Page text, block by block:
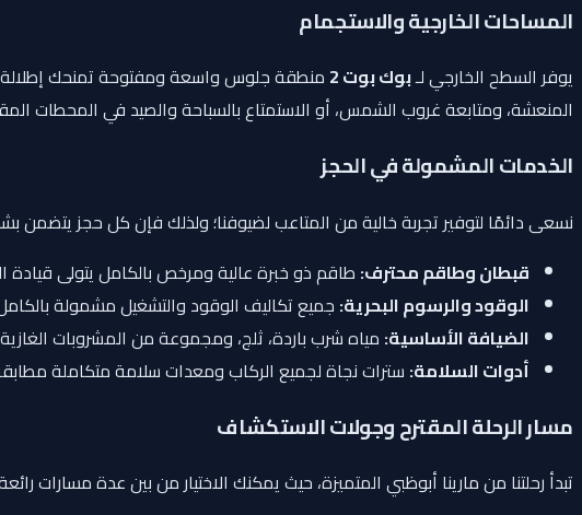
المساحات الخارجية والاستجمام
يوفر السطح الخارجي لـبوك بوت 2
المنعشة، ومتابعة غروب الشمس، أو الاستمتاع بالسباحة والصيد في المحطات
الخدمات المشمولة في الحجز
نسعى دائمًا لتوفير تجربة خالية من المتاعب لضيوفنا؛ ولذلك فإن كل حجز يتضمن
قبطان وطاقم محترف: طاقم ذو خبرة عالية ومرخص بالكامل يتولى قيادة
الوقود والرسوم البحرية: جميع تكاليف الوقود والتشغيل مشمولة
الضيافة الأساسية:مياه شرب باردة، ثلج، ومجموعة من المشروبات
أدوات السلامة: سترات نجاة لجميع الركاب ومعدات سلامة متكاملة
مسار الرحلة المقترح وجولات الاستكشاف
تبدأ رحلتنا من مارينا أبوظبي المتميزة، حيث يمكنك الاختيار من بين عدة